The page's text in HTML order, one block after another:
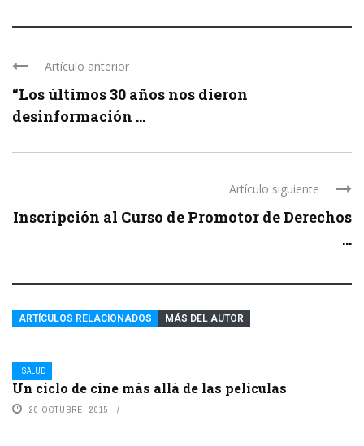
Artículo anterior
“Los últimos 30 años nos dieron
desinformación ...
Artículo siguiente
Inscripción al Curso de Promotor de Derechos
...
ARTÍCULOS RELACIONADOS MÁS DEL AUTOR
SALUD
Un ciclo de cine más allá de las películas
20 OCTUBRE, 2015